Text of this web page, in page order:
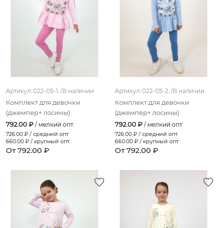
светло-зеленый
бледно-розовый
серый меланж
серо-голубой
песочный
сине-зеленый
фисташковый
слоновая кость
голубой (гортензия)
розовый (единороги)
какао
марсала
Артикул: 022-05-1. /В наличии
Комплект для девочки
(джемпер+ лосины)
792.00 ₽ / мелкий опт
726.00 ₽ / средний опт
660.00 ₽ / крупный опт
От 792.00 ₽
Артикул: 022-05-2. /В наличии
Комплект для девочки
(джемпер+ лосины)
792.00 ₽ / мелкий опт
726.00 ₽ / средний опт
660.00 ₽ / крупный опт
От 792.00 ₽